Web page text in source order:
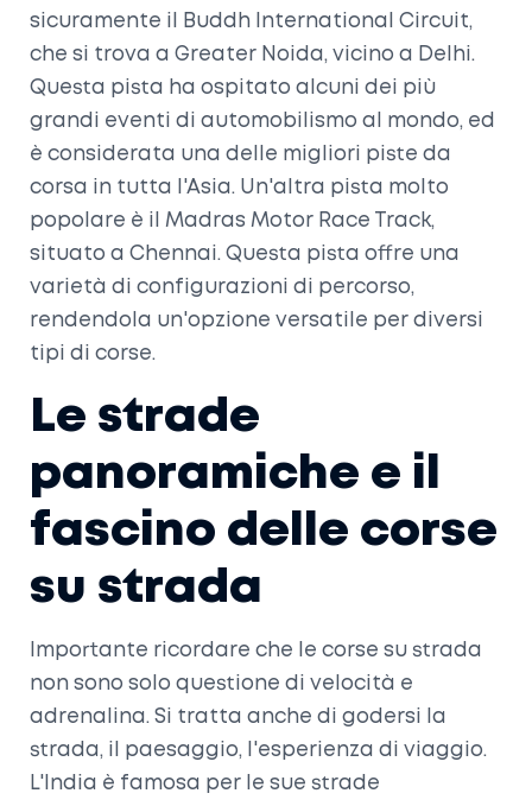
sicuramente il Buddh International Circuit,
che si trova a Greater Noida, vicino a Delhi.
Questa pista ha ospitato alcuni dei più
grandi eventi di automobilismo al mondo, ed
è considerata una delle migliori piste da
corsa in tutta l'Asia. Un'altra pista molto
popolare è il Madras Motor Race Track,
situato a Chennai. Questa pista offre una
varietà di configurazioni di percorso,
rendendola un'opzione versatile per diversi
tipi di corse.
Le strade
panoramiche e il
fascino delle corse
su strada
Importante ricordare che le corse su strada
non sono solo questione di velocità e
adrenalina. Si tratta anche di godersi la
strada, il paesaggio, l'esperienza di viaggio.
L'India è famosa per le sue strade